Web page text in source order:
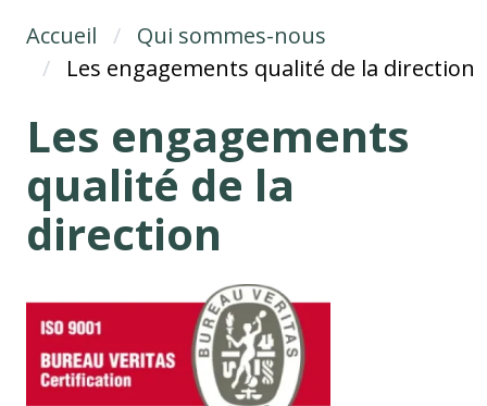
Fil d'Ariane
Accueil
Qui sommes-nous
Les engagements qualité de la direction
Les engagements
qualité de la
direction